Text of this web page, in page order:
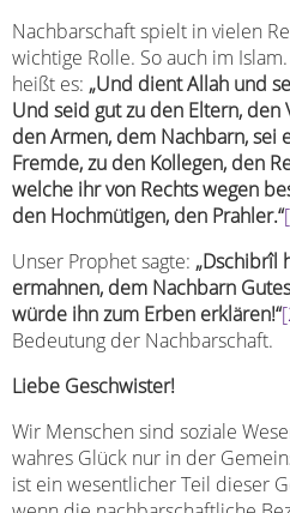
Nachbarschaft spielt in vielen
wichtige Rolle. So auch im
heißt es: „Und dient Allah und
Und seid gut zu den Eltern, den
den Armen, dem Nachbarn, sei
Fremde, zu den Kollegen, den
welche ihr von Rechts wegen
den Hochmütigen, den Prahler.“
Unser Prophet sagte: „Dschibrîl
ermahnen, dem Nachbarn
würde ihn zum Erben erklären!“
Bedeutung der Nachbarschaft.
Liebe Geschwister!
Wir Menschen sind soziale
wahres Glück nur in der
ist ein wesentlicher Teil dieser